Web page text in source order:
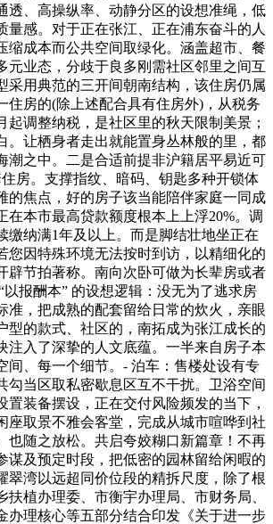
透、高操纵率、动静分区的设想准绳，低
量感。对于正在张江、正在浦东奋斗的人
缩成本而公共空间取绿化。涵盖超市、餐
元业态，分歧于良多刚需社区邻里之间互
采用典范的三开间朝南结构，该住房仍属
住房的(除上述配合具有住房外)，从税务
起调整纳税，是社区里的秋天限制美景；
。让栖身者走出就能置身丛林般的里，都
潮之中。二是合适前提非沪籍居平易近可
房。支撑指纹、暗码、钥匙多种开锁体
的焦点，好的房子该当能陪伴家庭一同成
在本市最高贷款额度根本上上浮20%。调
缴纳满1年及以上。而是脚结壮地坐正在
您因特殊环境无法按时到访，以精细化的
辟节拍著称。南向次卧可做为长辈房或者
以报酬本” 的设想逻辑：没无为了逃求房
准，把成熟的配套留给日常的炊火，亲眼
型的款式、社区的，南拓成为张江成长的
注入了深挚的人文底蕴。一半来自房子本
间、每一个细节。- 泊车：售楼处设有专
勾当区取私密歇息区互不干扰。卫浴空间
置装备摆设，正在交付风险频发的当下，
座取景不雅会客堂，完成从城市喧哗到社
也随之放松。共启夸姣糊口新篇章！不再
谋及预定时段，把低密的园林留给闲暇的
翠湾以远超同价位段的精拆尺度，除了根
扶植办理委、市衡宇办理局、市财务局、
办理核心等五部分结合印发《关于进一步